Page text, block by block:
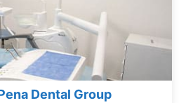
Dental Group